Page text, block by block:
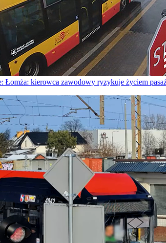
Łomża: kierowca zawodowy ryzykuje życiem